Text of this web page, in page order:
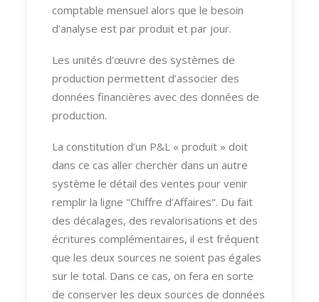
comptable mensuel alors que le besoin
d’analyse est par produit et par jour.
Les unités d’œuvre des systèmes de
production permettent d’associer des
données financières avec des données de
production.
La constitution d’un P&L « produit » doit
dans ce cas aller chercher dans un autre
système le détail des ventes pour venir
remplir la ligne "Chiffre d’Affaires". Du fait
des décalages, des revalorisations et des
écritures complémentaires, il est fréquent
que les deux sources ne soient pas égales
sur le total. Dans ce cas, on fera en sorte
de conserver les deux sources de données